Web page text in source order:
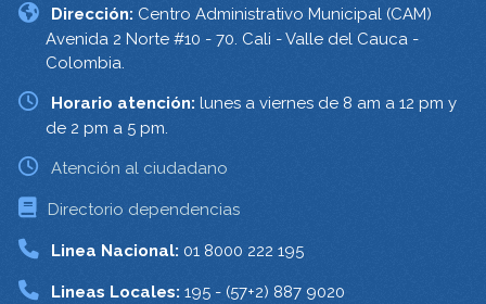
Dirección: Centro Administrativo Municipal (CAM)
Avenida 2 Norte #10 - 70. Cali - Valle del Cauca -
Colombia.
Horario atención: lunes a viernes de 8 am a 12 pm y
de 2 pm a 5 pm.
Atención al ciudadano
Directorio dependencias
Linea Nacional: 01 8000 222 195
Lineas Locales: 195 - (57+2) 887 9020